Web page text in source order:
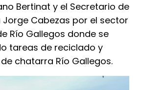
Bertinat y el Secretario de
Jorge Cabezas por el sector
Río Gallegos donde se
tareas de reciclado y
chatarra Río Gallegos.